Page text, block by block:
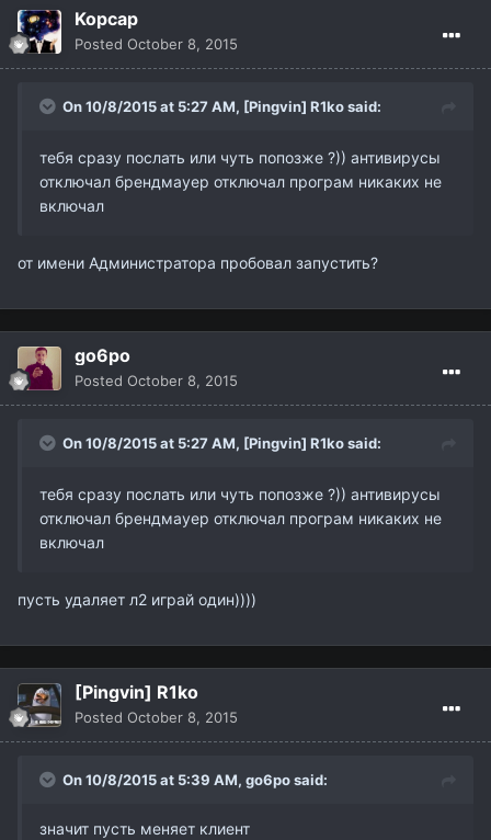
Kopcap
Posted October 8, 2015
On 10/8/2015 at 5:27 AM, [Pingvin] R1kosaid:
тебя сразу послать или чуть попозже ?)) антивирусы
отключал брендмауер отключал програм никаких не
включал
от имени Администратора пробовал запустить?
go6po
Posted October 8, 2015
On 10/8/2015 at 5:27 AM, [Pingvin] R1kosaid:
тебя сразу послать или чуть попозже ?)) антивирусы
отключал брендмауер отключал програм никаких не
включал
пусть удаляет л2 играй один))))
[Pingvin] R1ko
Posted October 8, 2015
On 10/8/2015 at 5:39 AM, go6posaid:
значит пусть меняет клиент